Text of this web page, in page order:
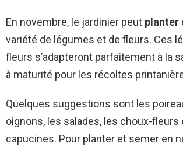
En novembre, le jardinier peut planter
variété de légumes et de fleurs. Ces
fleurs s’adapteront parfaitement à la
à maturité pour les récoltes
Quelques suggestions sont les
oignons, les salades, les choux-fleurs
capucines. Pour planter et semer en